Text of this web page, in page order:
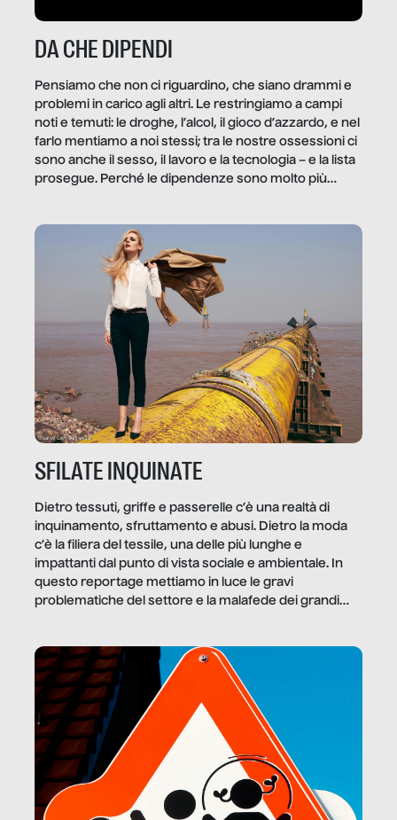
DA CHE DIPENDI
Pensiamo che non ci riguardino, che siano drammi e
problemi in carico agli altri. Le restringiamo a campi
noti e temuti: le droghe, l’alcol, il gioco d’azzardo, e nel
farlo mentiamo a noi stessi; tra le nostre ossessioni ci
sono anche il sesso, il lavoro e la tecnologia – e la lista
prosegue. Perché le dipendenze sono molto più
trae un guadagno. In questo reportage vediamo
quale e come.
SFILATE INQUINATE
Dietro tessuti, griffe e passerelle c’è una realtà di
inquinamento, sfruttamento e abusi. Dietro la moda
c’è la filiera del tessile, una delle più lunghe e
impattanti dal punto di vista sociale e ambientale. In
questo reportage mettiamo in luce le gravi
problematiche del settore e la malafede dei grandi